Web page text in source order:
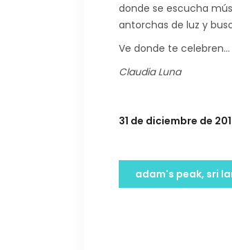
donde se escucha
antorchas de luz y
Ve donde te
Claudia Luna
31 de diciembre de
adam's peak, sri